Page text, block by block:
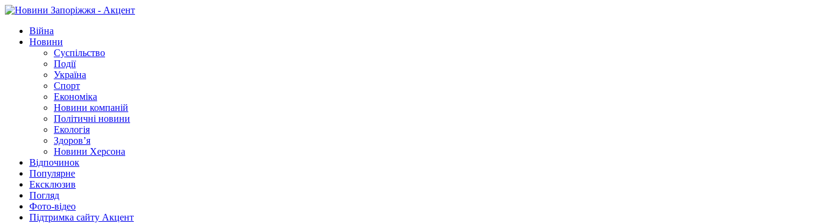
Війна
Новини
Суспільство
Події
Україна
Спорт
Економіка
Новини компаній
Політичні новини
Екологія
Здоров’я
Новини Херсона
Відпочинок
Популярне
Ексклюзив
Погляд
Фото-відео
Підтримка сайту Акцент